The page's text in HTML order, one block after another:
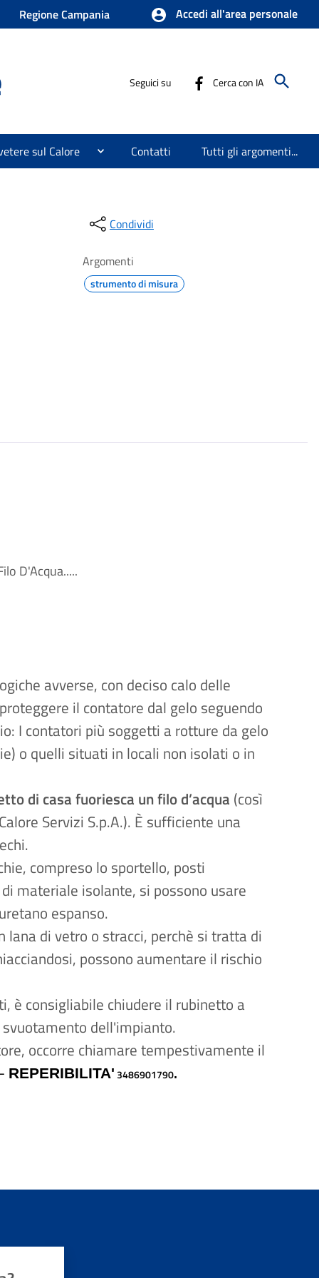
Regione Campania Accedi all'area personale
Seguici su Cerca con IA
sul Calore Contatti Tutti gli argomenti...
Condividi
Argomenti
strumento di misura
D'Acqua.....
avverse, con deciso calo delle
il contatore dal gelo seguendo
I contatori più soggetti a rotture da gelo
o quelli situati in locali non isolati o in
di casa fuoriesca un filo d’acqua (così
Servizi S.p.A.). È sufficiente una
compreso lo sportello, posti
materiale isolante, si possono usare
espanso.
di vetro o stracci, perchè si tratta di
possono aumentare il rischio
è consigliabile chiudere il rubinetto a
dell'impianto.
occorre chiamare tempestivamente il
REPERIBILITA' 3486901790.